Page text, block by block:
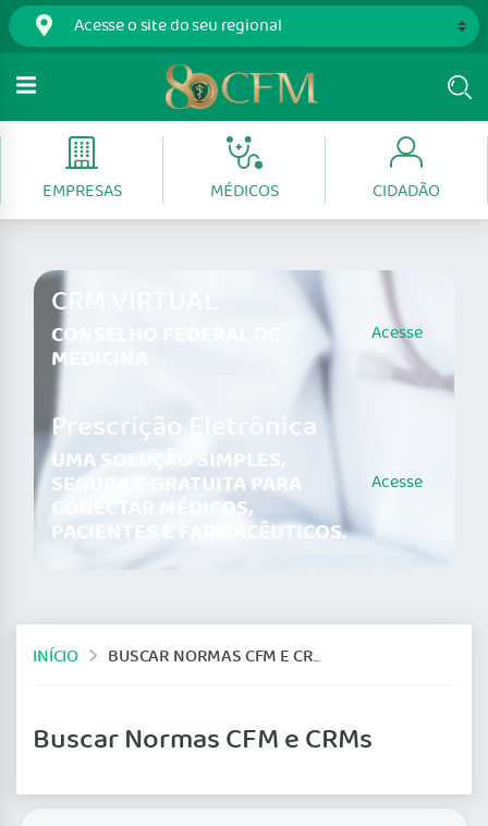
EMPRESAS MÉDICOS CIDADÃO
CRM VIRTUAL
CONSELHO FEDERAL DE
MEDICINA
Acesse
Prescrição Eletrônica
UMA SOLUÇÃO SIMPLES,
SEGURA E GRATUITA PARA
CONECTAR MÉDICOS,
PACIENTES E FARMACÊUTICOS.
Acesse
INÍCIO BUSCAR NORMAS CFM E CRMS
Buscar Normas CFM e CRMs